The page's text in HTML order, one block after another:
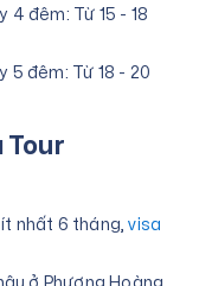
4 đêm: Từ 15 - 18
5 đêm: Từ 18 - 20
Tour
ít nhất 6 tháng,visa